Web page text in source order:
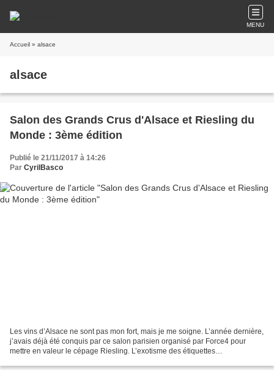
MENU
Accueil » alsace
alsace
Salon des Grands Crus d'Alsace et Riesling du
Monde : 3ème édition
Publié le 21/11/2017 à 14:26
Par CyrilBasco
Les vins d’Alsace ne sont pas mon fort, mais je me soigne. L’année dernière,
j’avais déjà été conquis par ce salon parisien organisé par Force4 pour
mettre en valeur le cépage Riesling. L’exotisme des étiquettes